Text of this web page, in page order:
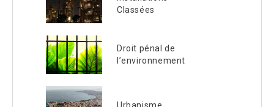
Classées
Droit pénal de
l’environnement